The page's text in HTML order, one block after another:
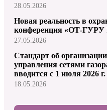
28.05.2026
Новая реальность в
конференция «ОТ-ГУРУ
27.05.2026
Стандарт об
управления сетями
вводится с 1 июля 2026 г.
18.05.2026